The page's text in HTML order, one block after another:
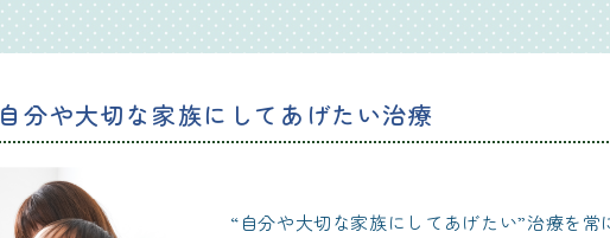
自分や大切な家族にしてあげたい治療
“自分や大切な家族にしてあげたい”治療を